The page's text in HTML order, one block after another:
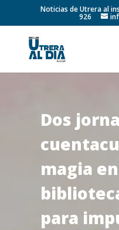
Noticias de Utrera al
926
Dos
magia
para